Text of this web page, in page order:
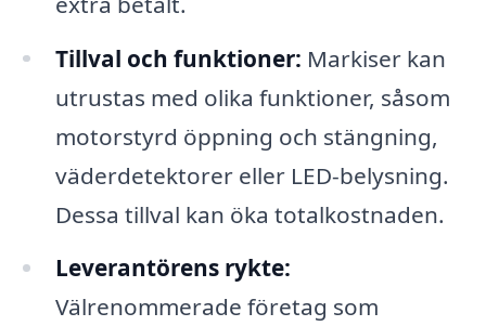
Tillval och funktioner: Markiser kan
utrustas med olika funktioner, såsom
motorstyrd öppning och stängning,
väderdetektorer eller LED-belysning.
Dessa tillval kan öka totalkostnaden.
Leverantörens rykte:
Välrenommerade företag som